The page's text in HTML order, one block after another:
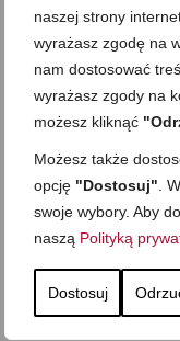
naszej strony
wyrażasz zgodę na
nam dostosować
wyrażasz zgody na
możesz kliknąć
Możesz także
opcję "Dostosuj" .
swoje wybory. Aby
naszą Polityką
Dostosuj